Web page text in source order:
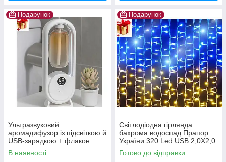
Подарунок
Ультразвуковий
аромадифузор із підсвіткою й
USB-зарядкою + флакон
Диспенсер для освіжувача
повітря Ароматичний
В наявності
Подарунок
Світлодіодна гірлянда
бахрома водоспад Прапор
України 320 Led USB 2,0Х2,0
м патріотична жовто-
блакитна
Готово до відправки